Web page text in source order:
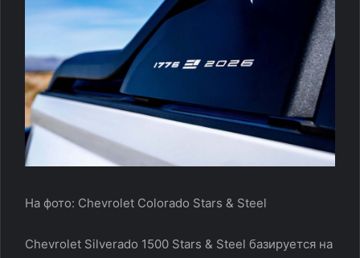
На фото: Chevrolet Colorado Stars & Steel
Chevrolet Silverado 1500 Stars & Steel базируется на